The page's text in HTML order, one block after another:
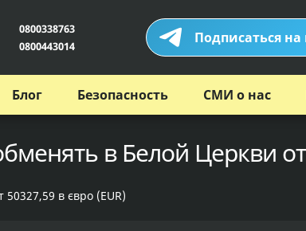
0800338763
0800443014 Подписаться на
Блог Безопасность СМИ о нас
в Белой Церкви
50327,59 в євро (EUR)